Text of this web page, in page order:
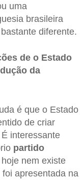
uma
brasileira
diferente.
de o Estado
da
é que o Estado
de criar
interessante
partido
nem existe
apresentada na